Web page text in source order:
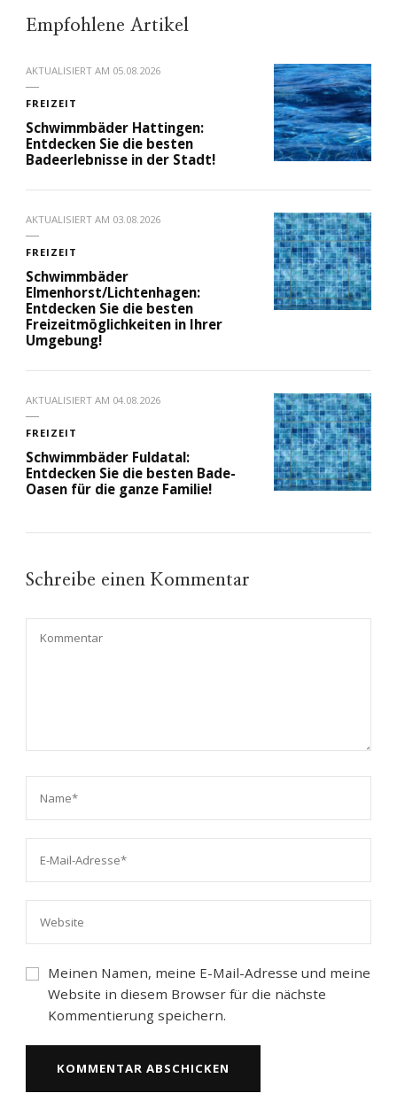
Empfohlene Artikel
AKTUALISIERT AM 05.08.2026
FREIZEIT
Schwimmbäder Hattingen:
Entdecken Sie die besten
Badeerlebnisse in der Stadt!
AKTUALISIERT AM 03.08.2026
FREIZEIT
Schwimmbäder
Elmenhorst/Lichtenhagen:
Entdecken Sie die besten
Freizeitmöglichkeiten in Ihrer
Umgebung!
AKTUALISIERT AM 04.08.2026
FREIZEIT
Schwimmbäder Fuldatal:
Entdecken Sie die besten Bade-
Oasen für die ganze Familie!
Schreibe einen Kommentar
Meinen Namen, meine E-Mail-Adresse und meine
Website in diesem Browser für die nächste
Kommentierung speichern.